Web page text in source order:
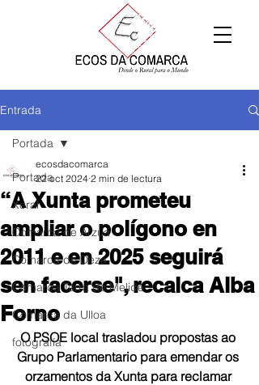
Entrada
Portada
Xeral
Comarca de Arzúa
Comarca de Deza
Comarca Terra de Melide
Comarca da Ulloa
fotografía
Portada
“A Xunta prometeu
ampliar o polígono en
2011 e en 2025 seguirá
sen facerse", recalca Alba
Forno
ecosdacomarca
22 oct 2024 2 min de lectura
O PSOE local trasladou propostas ao
Grupo Parlamentario para emendar os
orzamentos da Xunta para reclamar